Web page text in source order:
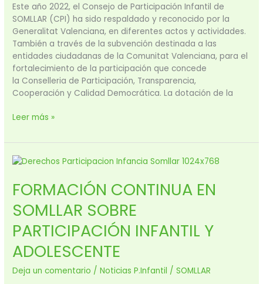
Este año 2022, el Consejo de Participación Infantil de
SOMLLAR (CPI) ha sido respaldado y reconocido por la
Generalitat Valenciana, en diferentes actos y actividades.
También a través de la subvención destinada a las
entidades ciudadanas de la Comunitat Valenciana, para el
fortalecimiento de la participación que concede
la Conselleria de Participación, Transparencia,
Cooperación y Calidad Democrática. La dotación de la
Leer más »
FORMACIÓN CONTINUA EN
SOMLLAR SOBRE
PARTICIPACIÓN INFANTIL Y
ADOLESCENTE
Deja un comentario /Noticias P.Infantil /SOMLLAR
FORMACIÓN
EN
SOMLLAR
SOBRE
INFANTIL
Y
ADOLESCENTE